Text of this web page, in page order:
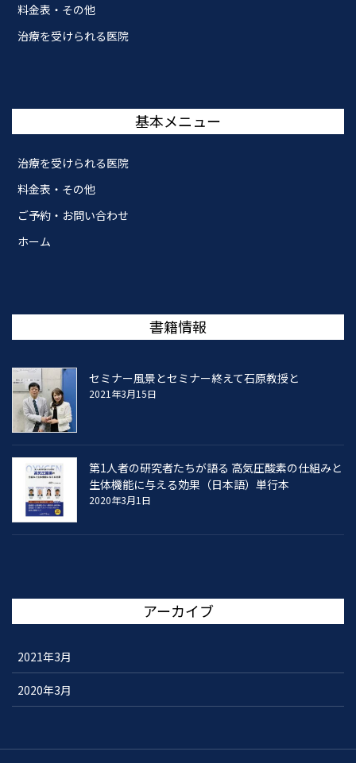
料金表・その他
治療を受けられる医院
基本メニュー
治療を受けられる医院
料金表・その他
ご予約・お問い合わせ
ホーム
書籍情報
セミナー風景とセミナー終えて石原教授と
2021年3月15日
第1人者の研究者たちが語る 高気圧酸素の仕組みと
生体機能に与える効果（日本語）単行本
2020年3月1日
アーカイブ
2021年3月
2020年3月